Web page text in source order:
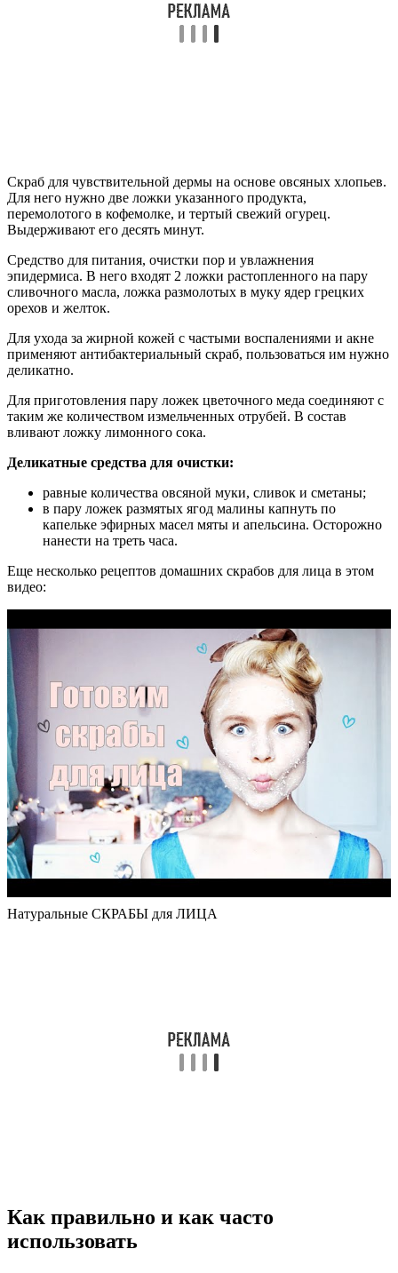
Скраб для чувствительной дермы на основе овсяных хлопьев.
Для него нужно две ложки указанного продукта,
перемолотого в кофемолке, и тертый свежий огурец.
Выдерживают его десять минут.
Средство для питания, очистки пор и увлажнения
эпидермиса. В него входят 2 ложки растопленного на пару
сливочного масла, ложка размолотых в муку ядер грецких
орехов и желток.
Для ухода за жирной кожей с частыми воспалениями и акне
применяют антибактериальный скраб, пользоваться им нужно
деликатно.
Для приготовления пару ложек цветочного меда соединяют с
таким же количеством измельченных отрубей. В состав
вливают ложку лимонного сока.
Деликатные средства для очистки:
равные количества овсяной муки, сливок и сметаны;
в пару ложек размятых ягод малины капнуть по
капельке эфирных масел мяты и апельсина. Осторожно
нанести на треть часа.
Еще несколько рецептов домашних скрабов для лица в этом
видео:
Натуральные СКРАБЫ для ЛИЦА
Как правильно и как часто
использовать